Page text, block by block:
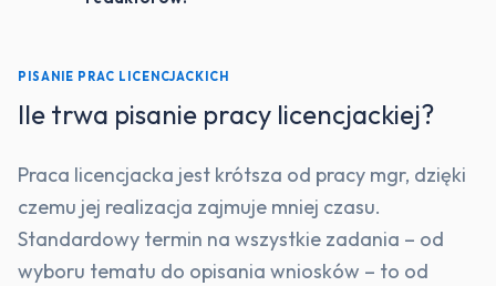
PISANIE PRAC LICENCJACKICH
Ile trwa pisanie pracy licencjackiej?
Praca licencjacka jest krótsza od pracy mgr, dzięki
czemu jej realizacja zajmuje mniej czasu.
Standardowy termin na wszystkie zadania – od
wyboru tematu do opisania wniosków – to od